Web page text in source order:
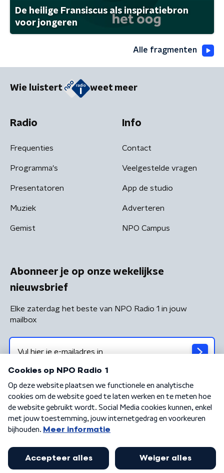
De heilige Fransiscus als inspiratiebron
voor jongeren
Alle fragmenten
Wie luistert weet meer
Radio
Frequenties
Programma's
Presentatoren
Muziek
Gemist
Info
Contact
Veelgestelde vragen
App de studio
Adverteren
NPO Campus
Abonneer je op onze wekelijkse
nieuwsbrief
Elke zaterdag het beste van NPO Radio 1 in jouw
mailbox
Algemene voorwaarden